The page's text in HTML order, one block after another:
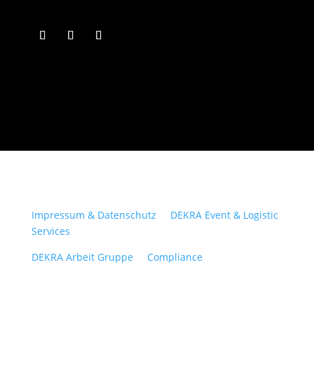
Impressum & Datenschutz
DEKRA Event & Logistic
Services
DEKRA Arbeit Gruppe
Compliance